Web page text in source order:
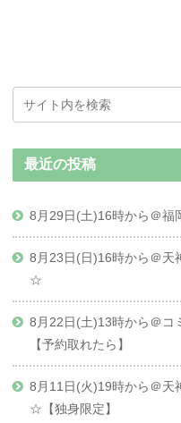
最近の投稿
8月29日(土)16時から＠
8月23日(日)16時から＠
☆
8月22日(土)13時から＠
【予約取れたら】
8月11日(火)19時から＠
☆【独身限定】